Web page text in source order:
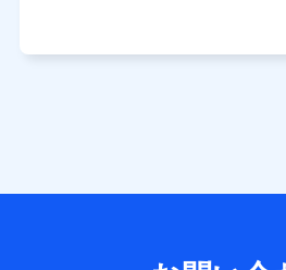
所、dポイント残高、dポイント利
利用情報
品の名称・購入場所・決済に関す
当社または株式会社NTTドコモ・フ